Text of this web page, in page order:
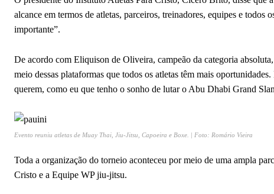
alcance em termos de atletas, parceiros, treinadores, equipes e
importante”.
De acordo com Eliquison de Oliveira, campeão da categoria
meio dessas plataformas que todos os atletas têm mais
querem, como eu que tenho o sonho de lutar o Abu Dhabi Grand
Evento reuniu atletas de Muay Thai, Jiu-Jitsu, Capoeira e Boxe. | Foto: Romário Vieira
Toda a organização do torneio aconteceu por meio de uma ampla
Cristo e a Equipe WP jiu-jitsu.